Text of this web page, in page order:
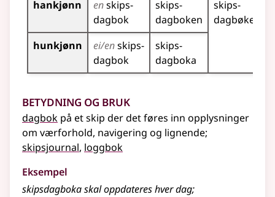
hankjønn
enskips­
dagbok
skips­
dagboken
skips­
dagbøker
hunkjønn
ei/enskips­
dagbok
skips­
dagboka
Betydning og bruk
dagbok på et skip der det føres inn opplysninger
om værforhold, navigering og lignende;
skipsjournal, loggbok
Eksempel
skipsdagboka skal oppdateres hver dag;